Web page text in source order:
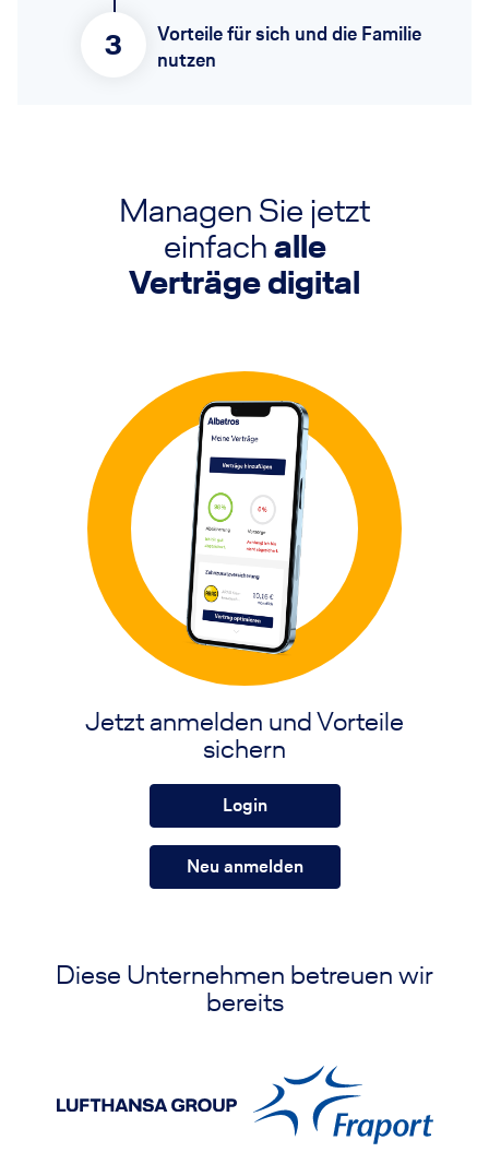
3
Vorteile für sich und die Familie
nutzen
Managen Sie jetzt
einfachalle
Verträge digital
Jetzt anmelden und Vorteile
sichern
Login
Neu anmelden
Diese Unternehmen betreuen wir
bereits